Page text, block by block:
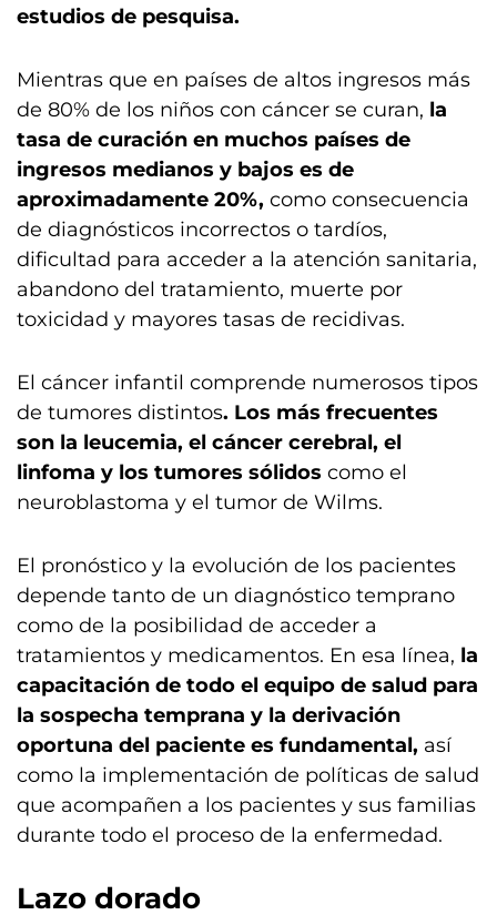
estudios de pesquisa.
Mientras que en países de altos ingresos más
de 80% de los niños con cáncer se curan, la
tasa de curación en muchos países de
ingresos medianos y bajos es de
aproximadamente 20%, como consecuencia
de diagnósticos incorrectos o tardíos,
dificultad para acceder a la atención sanitaria,
abandono del tratamiento, muerte por
toxicidad y mayores tasas de recidivas.
El cáncer infantil comprende numerosos tipos
de tumores distintos. Los más frecuentes
son la leucemia, el cáncer cerebral, el
linfoma y los tumores sólidos como el
neuroblastoma y el tumor de Wilms.
El pronóstico y la evolución de los pacientes
depende tanto de un diagnóstico temprano
como de la posibilidad de acceder a
tratamientos y medicamentos. En esa línea, la
capacitación de todo el equipo de salud para
la sospecha temprana y la derivación
oportuna del paciente es fundamental, así
como la implementación de políticas de salud
que acompañen a los pacientes y sus familias
durante todo el proceso de la enfermedad.
Lazo dorado